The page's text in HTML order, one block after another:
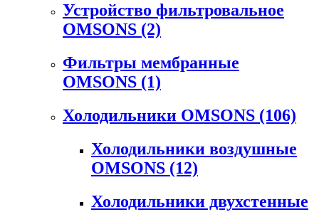
Устройство фильтровальное
OMSONS (2)
Фильтры мембранные
OMSONS (1)
Холодильники OMSONS (106)
Холодильники воздушные
OMSONS (12)
Холодильники двухстенные